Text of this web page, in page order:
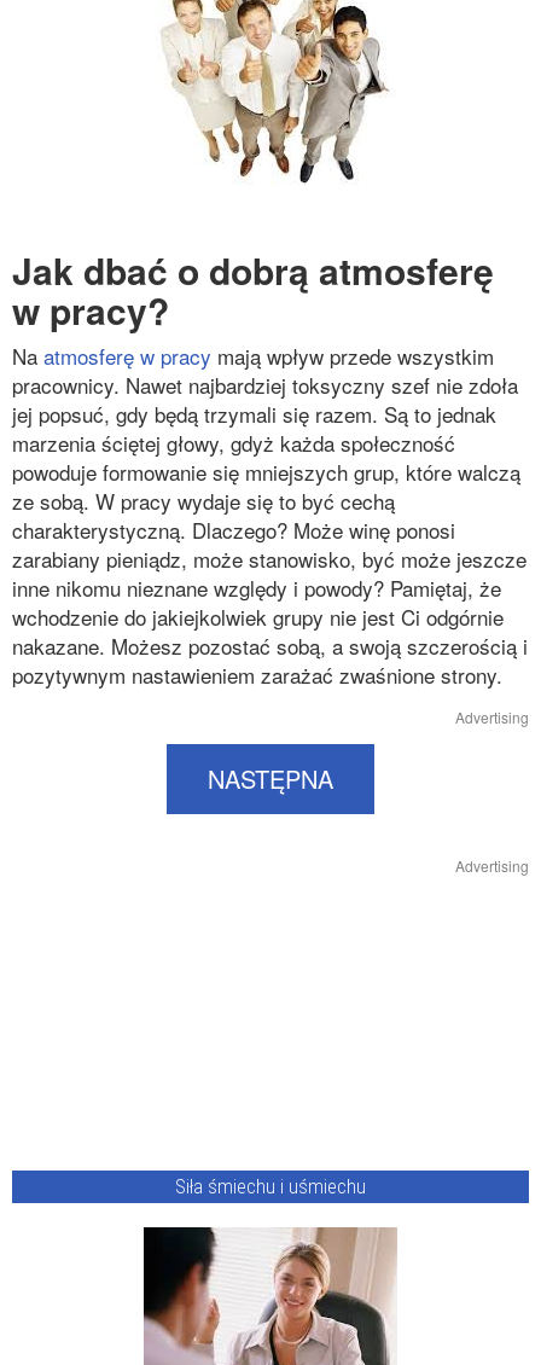
Jak dbać o dobrą atmosferę
w pracy?
Na atmosferę w pracy mają wpływ przede wszystkim
pracownicy. Nawet najbardziej toksyczny szef nie zdoła
jej popsuć, gdy będą trzymali się razem. Są to jednak
marzenia ściętej głowy, gdyż każda społeczność
powoduje formowanie się mniejszych grup, które walczą
ze sobą. W pracy wydaje się to być cechą
charakterystyczną. Dlaczego? Może winę ponosi
zarabiany pieniądz, może stanowisko, być może jeszcze
inne nikomu nieznane względy i powody? Pamiętaj, że
wchodzenie do jakiejkolwiek grupy nie jest Ci odgórnie
nakazane. Możesz pozostać sobą, a swoją szczerością i
pozytywnym nastawieniem zarażać zwaśnione strony.
Advertising
NASTĘPNA
Advertising
Siła śmiechu i uśmiechu